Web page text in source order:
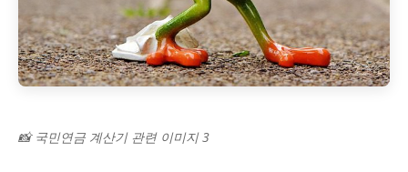
📸 국민연금 계산기 관련 이미지 3